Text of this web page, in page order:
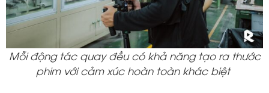
Mỗi động tác quay đều có khả năng tạo ra thước
phim với cảm xúc hoàn toàn khác biệt